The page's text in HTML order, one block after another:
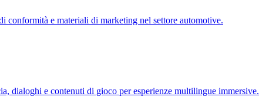
conformità e materiali di marketing nel settore automotive.
dialoghi e contenuti di gioco per esperienze multilingue immersive.